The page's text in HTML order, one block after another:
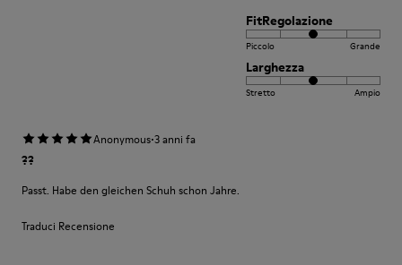
FitRegolazione
Piccolo Grande
Larghezza
Stretto Ampio
Anonymous·3 anni fa
??
Passt. Habe den gleichen Schuh schon Jahre.
Traduci Recensione